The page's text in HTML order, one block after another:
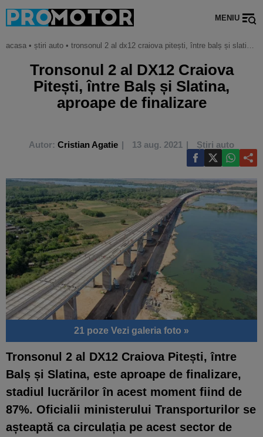
MENIU
acasa • știri auto • tronsonul 2 al dx12 craiova pitești, între balș și slatina, aproape de finalizare
Tronsonul 2 al DX12 Craiova
Pitești, între Balș și Slatina,
aproape de finalizare
Autor: Cristian Agatie 13 aug. 2021 Știri auto
21 poze Vezi galeria foto »
Tronsonul 2 al DX12 Craiova Pitești, între
Balș și Slatina, este aproape de finalizare,
stadiul lucrărilor în acest moment fiind de
87%. Oficialii ministerului Transporturilor se
așteaptă ca circulația pe acest sector de